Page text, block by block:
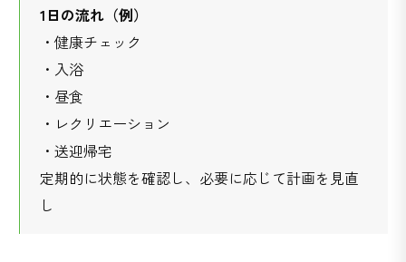
1 日の流れ（例）
・健康チェック
・入浴
・昼食
・レクリエーション
・送迎帰宅
定期的に状態を確認し、必要に応じて計画を見直
し